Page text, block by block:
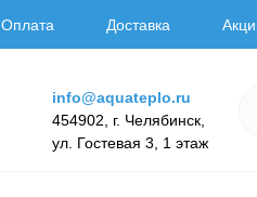
Оплата Доставка
info@aquateplo.ru
454902, г. Челябинск,
ул. Гостевая 3, 1 этаж